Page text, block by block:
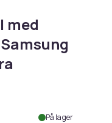
med
På lager